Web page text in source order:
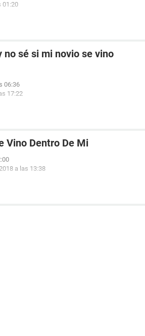
01:20
no sé si mi novio se vino
06:36
17:22
Vino Dentro De Mi
a las 13:38